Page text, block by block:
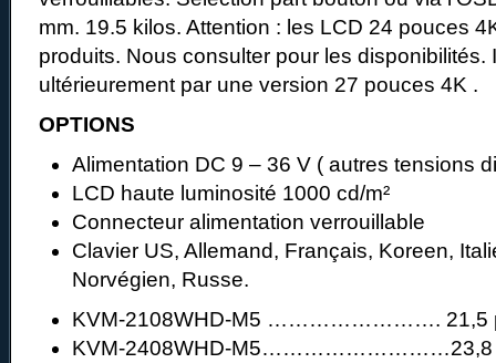
mm. 19.5 kilos. Attention : les LCD 24 pouces
produits. Nous consulter pour les disponibilités.
ultérieurement par une version 27 pouces 4K .
OPTIONS
Alimentation DC 9 – 36 V ( autres tensions
LCD haute luminosité 1000 cd/m²
Connecteur alimentation verrouillable
Clavier US, Allemand, Français, Koreen,
Norvégien, Russe.
KVM-2108WHD-M5 ……………………. 21,5
KVM-2408WHD-M5………………………23,8